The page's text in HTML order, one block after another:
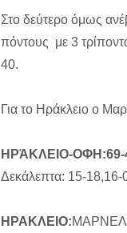
Στο δεύτερο όμως
πόντους με 3
40.
Για το Ηράκλειο ο
ΗΡΆΚΛΕΙΟ-ΟΦΗ:69-
Δεκάλεπτα: 15-
ΗΡΑΚΛΕΙΟ: